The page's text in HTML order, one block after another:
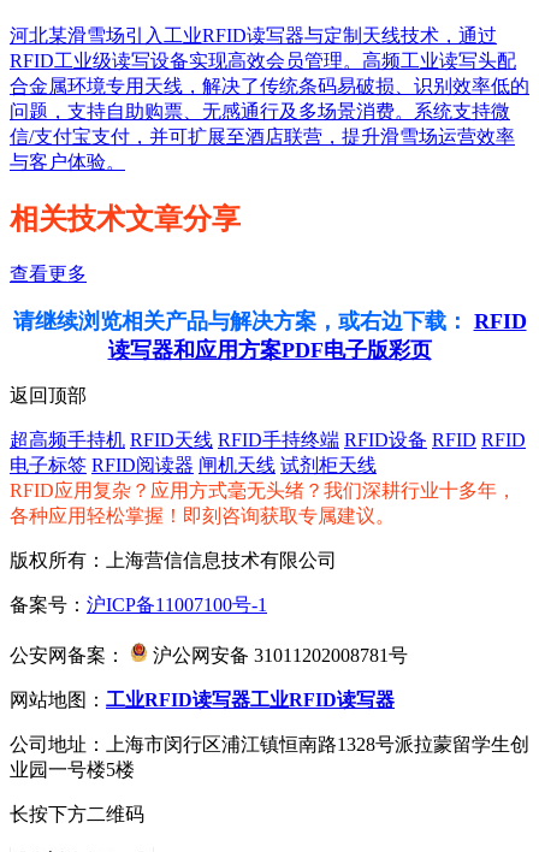
河北某滑雪场引入工业RFID读写器与定制天线技术，通过
RFID工业级读写设备实现高效会员管理。高频工业读写头配
合金属环境专用天线，解决了传统条码易破损、识别效率低的
问题，支持自助购票、无感通行及多场景消费。系统支持微
信/支付宝支付，并可扩展至酒店联营，提升滑雪场运营效率
与客户体验。
相关技术文章分享
查看更多
请继续浏览相关产品与解决方案，或右边下载： RFID
读写器和应用方案PDF电子版彩页
返回顶部
超高频手持机 RFID天线 RFID手持终端 RFID设备 RFID RFID
电子标签 RFID阅读器 闸机天线 试剂柜天线
RFID应用复杂？应用方式毫无头绪？我们深耕行业十多年，
各种应用轻松掌握！即刻咨询获取专属建议。
版权所有：上海营信信息技术有限公司
备案号： 沪ICP备11007100号-1
公安网备案： 沪公网安备 31011202008781号
网站地图： 工业RFID读写器工业RFID读写器
公司地址：上海市闵行区浦江镇恒南路1328号派拉蒙留学生创
业园一号楼5楼
长按下方二维码